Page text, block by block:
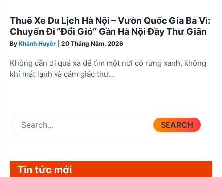
Thuê Xe Du Lịch Hà Nội – Vườn Quốc Gia Ba Vì:
Chuyến Đi “Đổi Gió” Gần Hà Nội Đầy Thư Giãn
By Khánh Huyền 20 Tháng Năm, 2026
Không cần đi quá xa để tìm một nơi có rừng xanh, không
khí mát lạnh và cảm giác thư…
SEARCH
Tin tức mới